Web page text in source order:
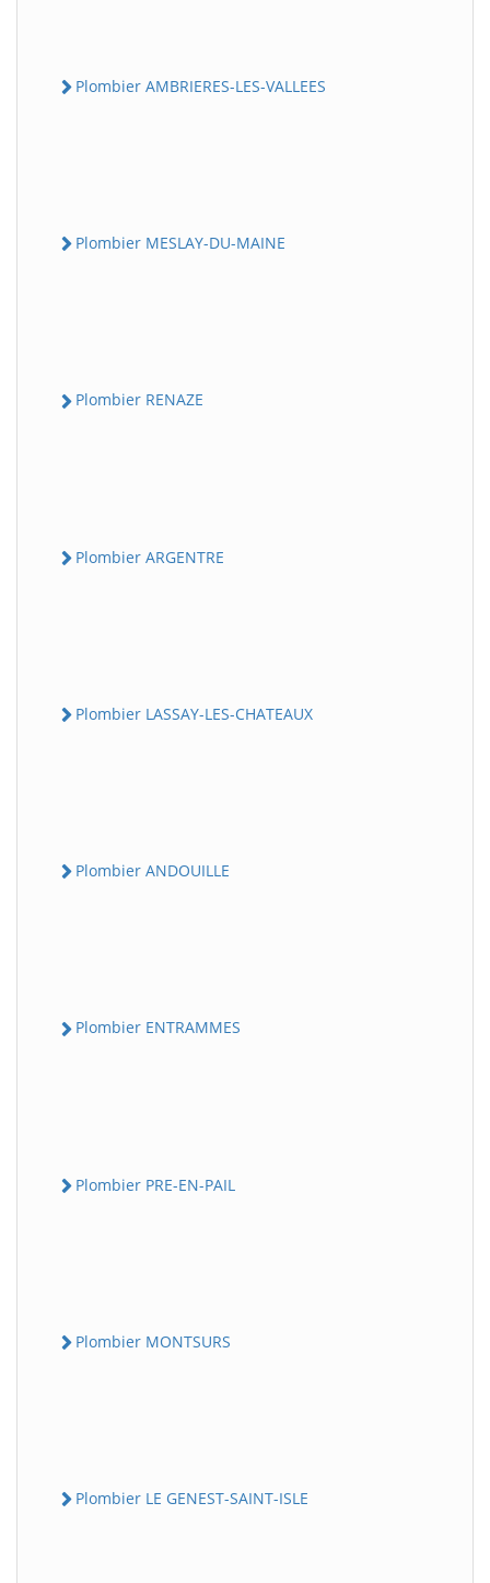
Plombier AMBRIERES-LES-VALLEES
Plombier MESLAY-DU-MAINE
Plombier RENAZE
Plombier ARGENTRE
Plombier LASSAY-LES-CHATEAUX
Plombier ANDOUILLE
Plombier ENTRAMMES
Plombier PRE-EN-PAIL
Plombier MONTSURS
Plombier LE GENEST-SAINT-ISLE